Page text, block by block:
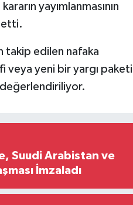
yayımlanmasının
etti.
takip edilen nafaka
veya yeni bir yargı paketi
Suudi Arabistan ve
İmzaladı